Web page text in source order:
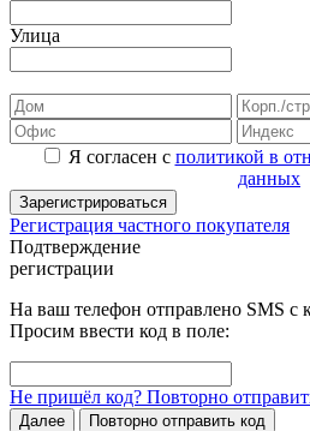
Улица
Я согласен с политикой в
данных
Зарегистрироваться
Регистрация частного покупателя
Подтверждение
регистрации
На ваш телефон отправлено SMS с
Просим ввести код в поле:
Не пришёл код? Повторно
Далее Повторно отправить код